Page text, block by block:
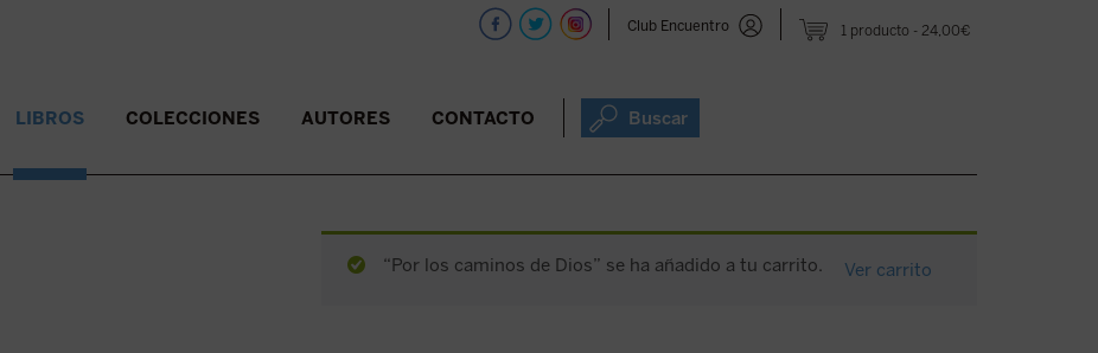
1 producto 24,00€
Club Encuentro
LIBROS COLECCIONES AUTORES CONTACTO Buscar
“Por los caminos de Dios” se ha añadido a tu carrito. Ver carrito